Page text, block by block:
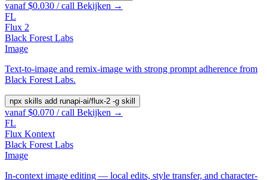
vanaf $0.030 / call Bekijken →
FL
Flux 2
Black Forest Labs
Image
Text-to-image and remix-image with strong prompt adherence from
Black Forest Labs.
npx skills add runapi-ai/flux-2 -g skill
vanaf $0.070 / call Bekijken →
FL
Flux Kontext
Black Forest Labs
Image
In-context image editing — local edits, style transfer, and character-